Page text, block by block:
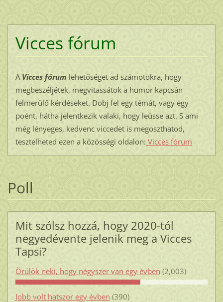
Vicces fórum
A Vicces fórum lehetőséget ad számotokra, hogy
megbeszéljétek, megvitassátok a humor kapcsán
felmerülő kérdéseket. Dobj fel egy témát, vagy egy
poént, hátha jelentkezik valaki, hogy leüsse azt. S ami
még lényeges, kedvenc viccedet is megoszthatod,
tesztelheted ezen a közösségi oldalon: Vicces fórum
Poll
Mit szólsz hozzá, hogy 2020-tól
negyedévente jelenik meg a Vicces
Tapsi?
Örülök neki, hogy négyszer van egy évben (2,003)
Jobb volt hatszor egy évben (390)